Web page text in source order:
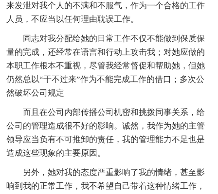
来发泄对我个人的不满和不服气，作为一个合格的工作
人员，不应当以任何理由耽误工作。
同志对我分配给她的日常工作不仅不能做到保质保
量的完成，还经常在语言和行动上攻击我；对她应做的
本职工作根本不重视，尽管我经常督促和帮助她，但她
仍然总以“干不过来”作为不能完成工作的借口；多次公
然破坏公司规定
而且在公司内部传播公司机密和挑拨同事关系，给
公司的管理造成很不好的影响。诚然，我作为她的主管
领导应当负有不可推卸的责任，我的管理能力不足也是
造成这些现象的主要原因。
另外，她对我的态度严重影响了我的情绪，甚至影
响到我的正常工作，我不希望自己带着这种情绪工作，